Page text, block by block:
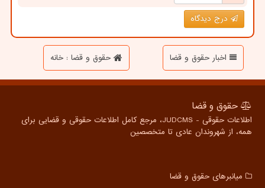
درج دیدگاه
اخبار حقوق و قضا حقوق و قضا : خانه
حقوق و قضا
اطلاعات حقوقی - JUDCMS، مرجع کامل اطلاعات حقوقی و قضایی برای
همه، از شهروندان عادی تا متخصصین
میانبرهای حقوق و قضا